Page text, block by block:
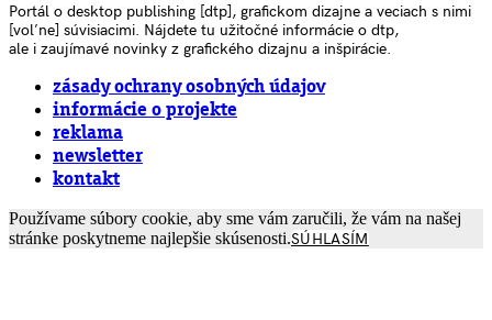
Portál o desktop publishing [dtp], grafickom dizajne a veciach s nimi
[voľne] súvisiacimi. Nájdete tu užitočné informácie o dtp,
ale i zaujímavé novinky z grafického dizajnu a inšpirácie.
zásady ochrany osobných údajov
informácie o projekte
reklama
newsletter
kontakt
Používame súbory cookie, aby sme vám zaručili, že vám na našej
stránke poskytneme najlepšie skúsenosti.SÚHLASÍM